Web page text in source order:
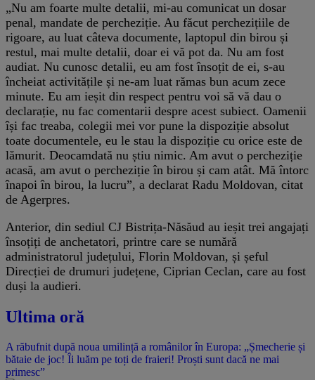
„Nu am foarte multe detalii, mi-au comunicat un dosar
penal, mandate de percheziție. Au făcut perchezițiile de
rigoare, au luat câteva documente, laptopul din birou și
restul, mai multe detalii, doar ei vă pot da. Nu am fost
audiat. Nu cunosc detalii, eu am fost însoțit de ei, s-au
încheiat activitățile și ne-am luat rămas bun acum zece
minute. Eu am ieșit din respect pentru voi să vă dau o
declarație, nu fac comentarii despre acest subiect. Oamenii
își fac treaba, colegii mei vor pune la dispoziție absolut
toate documentele, eu le stau la dispoziție cu orice este de
lămurit. Deocamdată nu știu nimic. Am avut o percheziție
acasă, am avut o percheziție în birou și cam atât. Mă întorc
înapoi în birou, la lucru”, a declarat Radu Moldovan, citat
de Agerpres.
Anterior, din sediul CJ Bistrița-Năsăud au ieșit trei angajați
însoțiți de anchetatori, printre care se numără
administratorul județului, Florin Moldovan, și șeful
Direcției de drumuri județene, Ciprian Ceclan, care au fost
duși la audieri.
Ultima oră
A răbufnit după noua umilință a românilor în Europa: „Șmecherie și
bătaie de joc! Îi luăm pe toți de fraieri! Proști sunt dacă ne mai
primesc”